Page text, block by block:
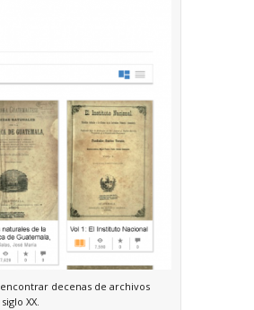
decenas de archivos
XX.